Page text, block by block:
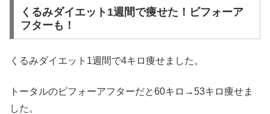
くるみダイエット1週間で痩せた！ビフォーア
フターも！
くるみダイエット1週間で4キロ痩せました。
トータルのビフォーアフターだと60キロ→53キロ痩せま
した。